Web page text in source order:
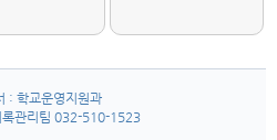
: 학교운영지원과
록관리팀 032-510-1523